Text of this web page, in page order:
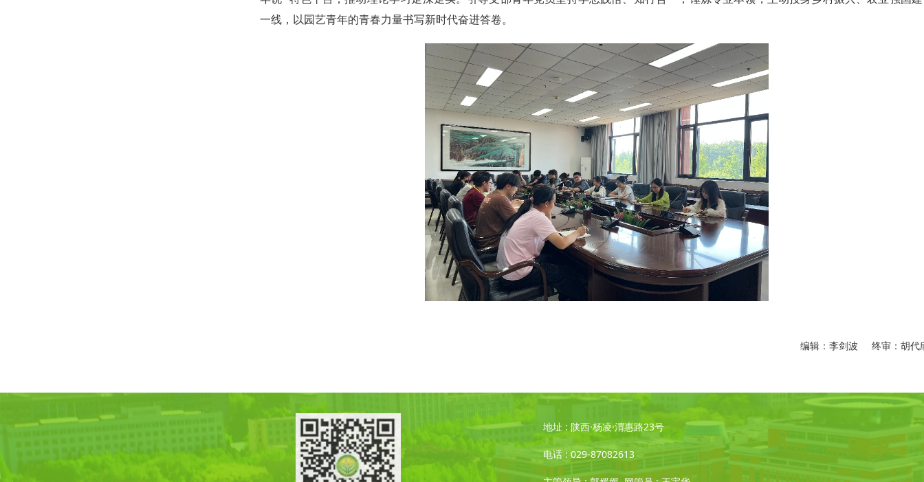
一线，以园艺青年的青春力量书写新时代奋进答卷。
编辑：李剑波 终审：胡代
地址 : 陕西·杨凌·渭惠路23号
电话 : 029-87082613